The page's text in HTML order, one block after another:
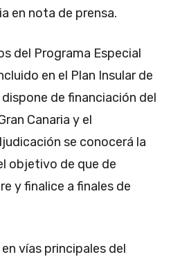
en nota de prensa.
del Programa Especial
en el Plan Insular de
de financiación del
Canaria y el
se conocerá la
objetivo de que de
y finalice a finales de
vías principales del